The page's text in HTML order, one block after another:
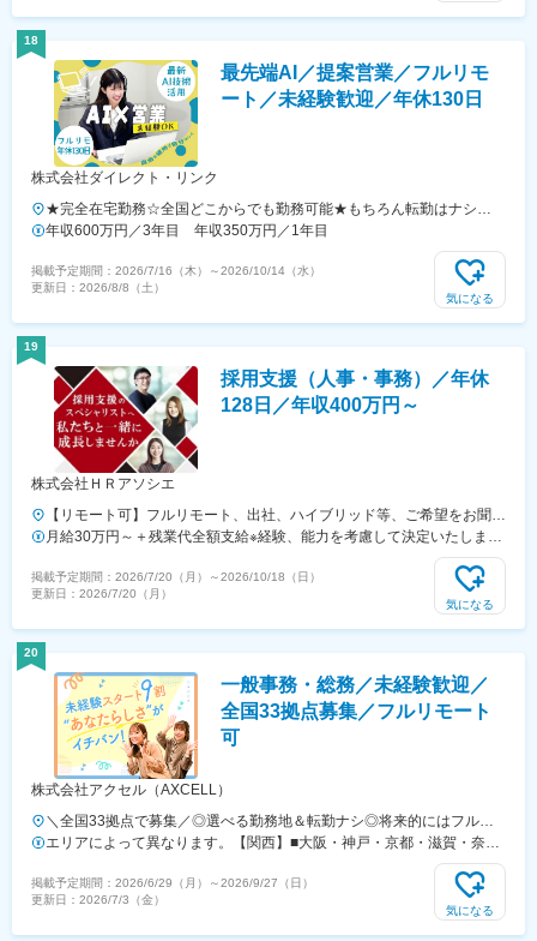
下する可能性があります。月給(月額)は固定手当を含めた表記です。
18
最先端AI／提案営業／フルリモ
ート／未経験歓迎／年休130日
株式会社ダイレクト・リンク
★完全在宅勤務☆全国どこからでも勤務可能★もちろん転勤はナシ
◎.｡ﾟ+..｡ ﾟ+..｡*ﾟ+☆★ 完全フルリモートで自由度MAXライフ ★☆.｡ﾟ
ラ！今まで片道1時間かけていた時間は、早朝のスポーツジムで汗を流
したり退勤後の娯楽時間を楽しんだり大切な人との時間に大変身！お家
在籍中！「地元が大好き」「U・Iターンしたい」という方も、ライフス
テージが変わっても、大好きな街で暮らしながらずっとキャリアを続け
られます。＜本社＞〒106-0032東京都港区六本木1-4-5 アークヒルズ
サウスタワー3F（東京メトロ南北線「六本木一丁目駅」直結）※転勤な
し ※受動喫煙対策：屋内禁煙
年収600万円／3年目 年収350万円／1年目
掲載予定期間： 2026/7/16（木） ～2026/10/14（水）
更新日： 2026/8/8（土）
気になる
19
採用支援（人事・事務）／年休
128日／年収400万円～
株式会社ＨＲアソシエ
【リモート可】フルリモート、出社、ハイブリッド等、ご希望をお聞か
せください◎※出社ご希望の場合は、東京都のクライアント先（六本
木、高輪ゲートウェイ、新宿など）、もしくは自社のオフィスとなりま
す。【東京本社】東京都港区赤坂8-5-40 ペガサス青山507＜アクセス＞
東京メトロ銀座線・半蔵門線・大江戸線「青山一丁目駅」から徒歩2分
月給30万円～＋残業代全額支給※経験、能力を考慮して決定いたします
【年収例】■420万円 ／24歳・メンバー（入社1年）■480万円 ／34
歳・メンバー（入社2年）■600万円 ／29歳・リーダー（入社3年）
掲載予定期間： 2026/7/20（月） ～2026/10/18（日）
更新日： 2026/7/20（月）
気になる
20
一般事務・総務／未経験歓迎／
全国33拠点募集／フルリモート
可
株式会社アクセル（AXCELL）
＼全国33拠点で募集／◎選べる勤務地＆転勤ナシ◎将来的にはフルリ
モートOK◎NEWオープンの拠点たくさん◎全拠点が駅チカ＆おしゃれ
オフィス♪【関西】大阪本社神戸京都滋賀奈良 ★2026年2月OPEN姫路
★2026年3月OPEN【関東】東京支社横浜大宮立川松戸高崎水戸幕張
★2025年10月OPEN千葉 ★2026年5月OPEN町田 ★2026年6月
エリアによって異なります。【関西】■大阪・神戸・京都・滋賀・奈
良・姫路：月給220,000円以上【関東】■東京・横浜・大宮・立川・松
戸・高崎・水戸・幕張・千葉・町田：月給235,000円以上【北海道・東
北】■札幌・旭川：月給205,000円以上■仙台・郡山・盛岡・山形：月給
掲載予定期間： 2026/6/29（月） ～2026/9/27（日）
更新日： 2026/7/3（金）
気になる